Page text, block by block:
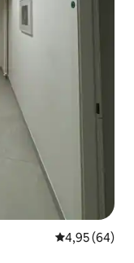
საშუალო
4,95 (64)